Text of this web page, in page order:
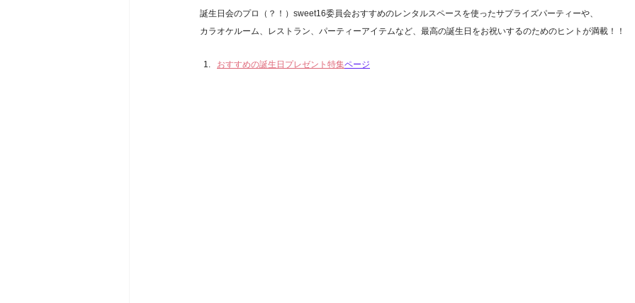
誕生日会のプロ（？！）sweet16委員会おすすめのレンタルスペースを使ったサプライズパーティーや、
カラオケルーム、レストラン、パーティーアイテムなど、最高の誕生日をお祝いするのためのヒントが満載！！
おすすめの誕生日プレゼント特集ページ